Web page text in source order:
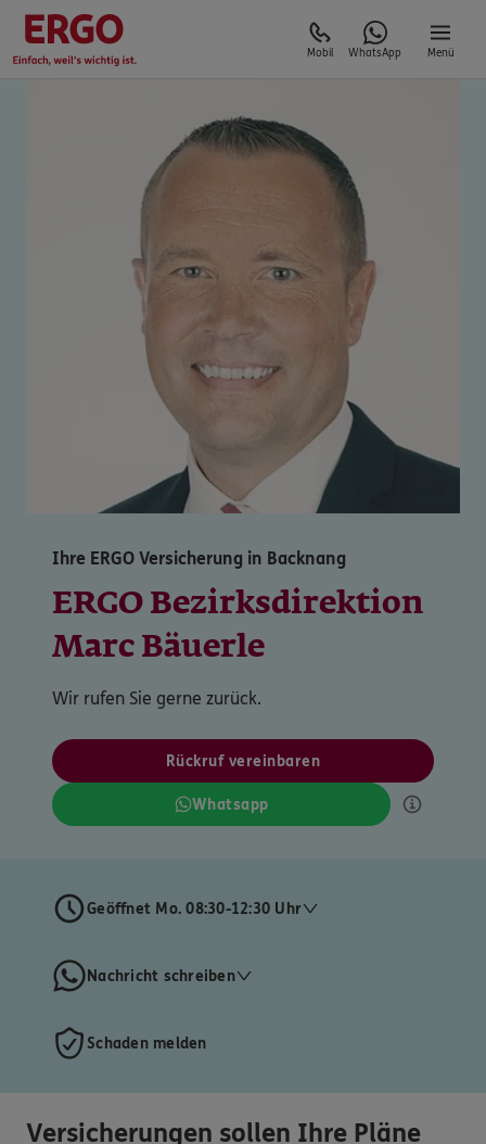
Mobil WhatsApp Menü
Ihre ERGO Versicherung in Backnang
ERGO Bezirksdirektion
Marc Bäuerle
Wir rufen Sie gerne zurück.
Rückruf vereinbaren
Whatsapp
Geöffnet Mo. 08:30-12:30 Uhr
Nachricht schreiben
Schaden melden
Versicherungen sollen Ihre Pläne